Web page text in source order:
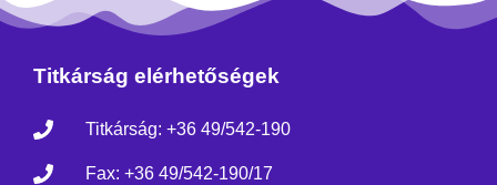
Titkárság elérhetőségek
Titkárság: +36 49/542-190
Fax: +36 49/542-190/17